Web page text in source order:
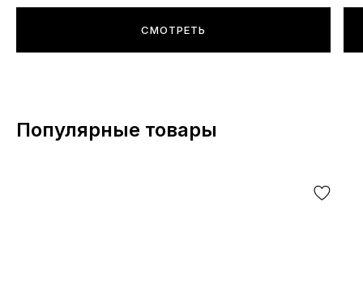
СМОТРЕТЬ
Популярные товары